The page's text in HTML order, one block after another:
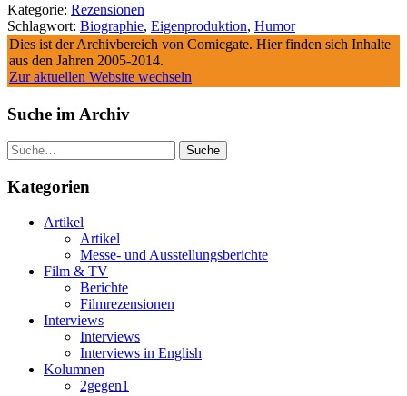
Kategorie: Rezensionen
Schlagwort: Biographie, Eigenproduktion, Humor
Dies ist der Archivbereich von Comicgate. Hier finden sich Inhalte
aus den Jahren 2005-2014.
Zur aktuellen Website wechseln
Suche im Archiv
Suche
Kategorien
Artikel
Artikel
Messe- und Ausstellungsberichte
Film & TV
Berichte
Filmrezensionen
Interviews
Interviews
Interviews in English
Kolumnen
2gegen1